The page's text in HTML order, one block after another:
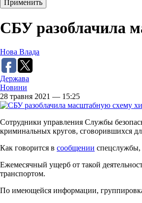
СБУ разоблачила
Нова Влада
Держава
Новини
28 травня 2021 — 15:25
Сотрудники управления Службы
криминальных кругов, сговорившихся
Как говорится в сообщении спецслужбы,
Ежемесячный ущерб от такой
транспортом.
По имеющейся информации, группировка